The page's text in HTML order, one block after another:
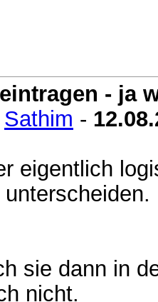
- ja
Sathim -
eigentlich
sie dann in
nicht.